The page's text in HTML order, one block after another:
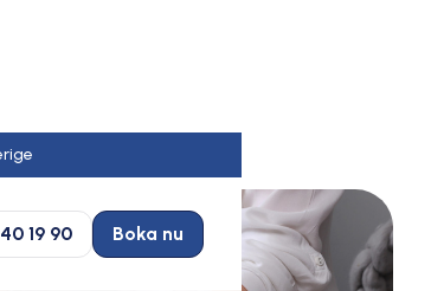
19 90 Boka nu